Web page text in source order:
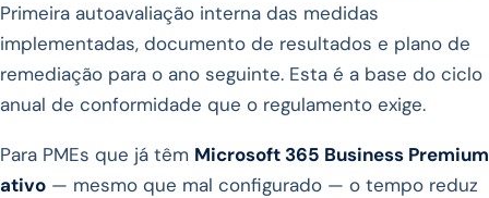
Primeira autoavaliação interna das medidas
implementadas, documento de resultados e plano de
remediação para o ano seguinte. Esta é a base do ciclo
anual de conformidade que o regulamento exige.
Para PMEs que já têm Microsoft 365 Business Premium
ativo — mesmo que mal configurado — o tempo reduz